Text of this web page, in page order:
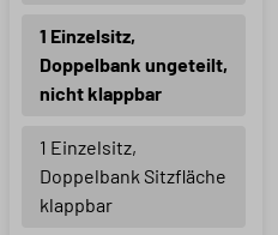
1 Einzelsitz,
Doppelbank ungeteilt,
nicht klappbar
1 Einzelsitz,
Doppelbank Sitzfläche
klappbar